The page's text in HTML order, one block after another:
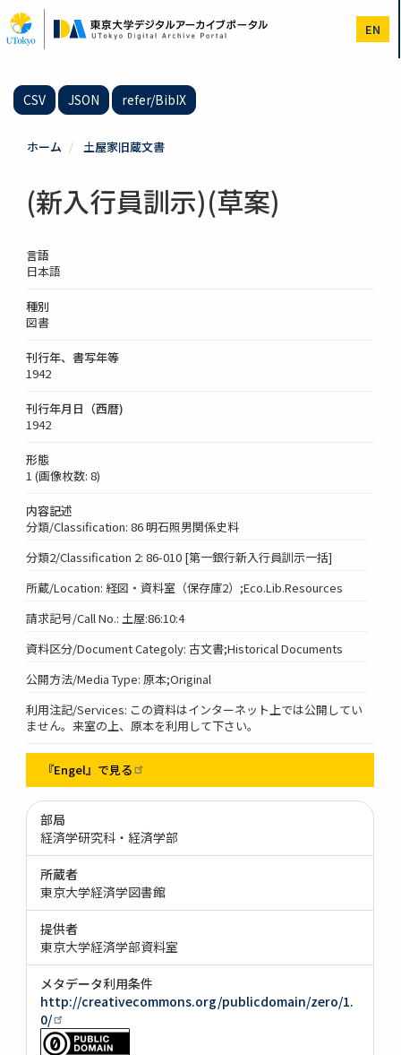
イ
ン
EN
CSV JSON refer/BibIX
ホーム 土屋家旧蔵文書
(新入行員訓示)(草案)
言語
日本語
種別
図書
刊行年、書写年等
1942
刊行年月日（西暦)
1942
形態
1 (画像枚数: 8)
内容記述
分類/Classification: 86 明石照男関係史料
分類2/Classification 2: 86-010 [第一銀行新入行員訓示一括]
所蔵/Location: 経図・資料室（保存庫2）;Eco.Lib.Resources
請求記号/Call No.: 土屋:86:10:4
資料区分/Document Categoly: 古文書;Historical Documents
公開方法/Media Type: 原本;Original
利用注記/Services: この資料はインターネット上では公開してい
ません。来室の上、原本を利用して下さい。
『Engel』で見る
部局
経済学研究科・経済学部
所蔵者
東京大学経済学図書館
提供者
東京大学経済学部資料室
メタデータ利用条件
http://creativecommons.org/publicdomain/zero/1.
0/